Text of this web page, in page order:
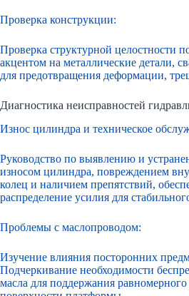
Проверка конструкции:
Проверка структурной целостности
акцентом на металлические детали,
для предотвращения деформации,
Диагностика неисправностей
Износ цилиндра и техническое
Руководство по выявлению и
износом цилиндра, повреждением
колец и наличием препятствий,
распределение усилия для
Проблемы с маслопроводом:
Изучение влияния посторонних
Подчеркивание необходимости
масла для поддержания